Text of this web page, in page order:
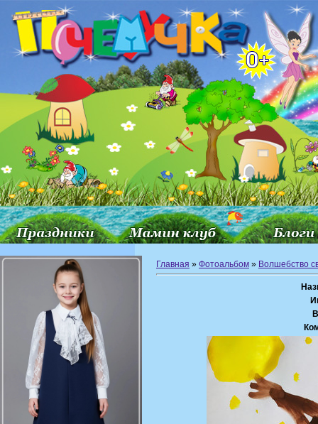
Главная » Фотоальбом » Волшебство